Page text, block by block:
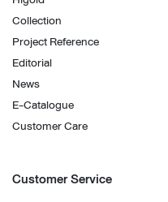
Collection
Project Reference
Editorial
News
E-Catalogue
Customer Care
Customer Service